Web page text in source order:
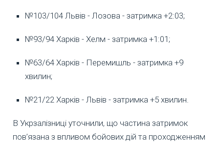
№103/104 Львів - Лозова - затримка +2:03;
№93/94 Харків - Хелм - затримка +1:01;
№63/64 Харків - Перемишль - затримка +9
хвилин;
№21/22 Харків - Львів - затримка +5 хвилин.
В Укрзалізниці уточнили, що частина затримок
пов’язана з впливом бойових дій та проходженням